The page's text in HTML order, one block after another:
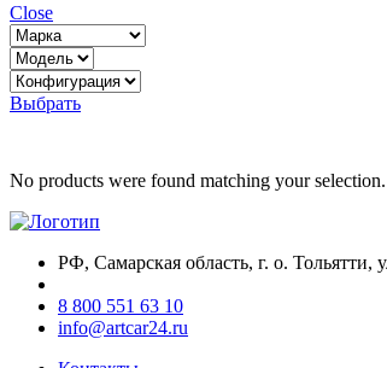
Close
Выбрать
No products were found matching your selection.
РФ, Самарская область, г. о. Тольятти,
8 800 551 63 10
info@artcar24.ru